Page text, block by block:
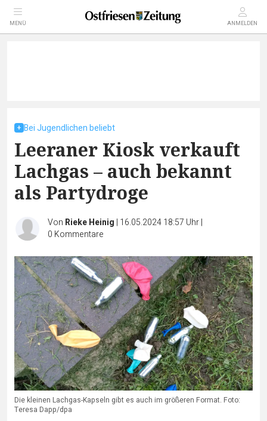
MENÜ ANMELDEN
Bei Jugendlichen beliebt
Leeraner Kiosk verkauft
Lachgas – auch bekannt
als Partydroge
Von Rieke Heinig | 16.05.2024 18:57 Uhr|
0 Kommentare
Die kleinen Lachgas-Kapseln gibt es auch im größeren Format. Foto:
Teresa Dapp/dpa